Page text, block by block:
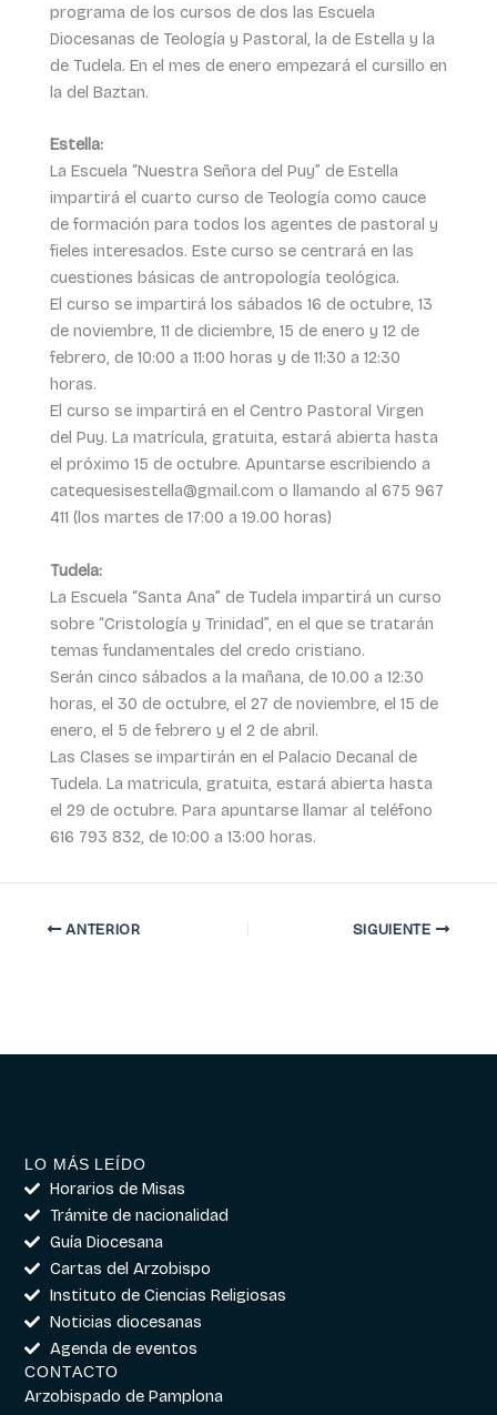
programa de los cursos de dos las Escuela
Diocesanas de Teología y Pastoral, la de Estella y la
de Tudela. En el mes de enero empezará el cursillo en
la del Baztan.
Estella:
La Escuela “Nuestra Señora del Puy” de Estella
impartirá el cuarto curso de Teología como cauce
de formación para todos los agentes de pastoral y
fieles interesados. Este curso se centrará en las
cuestiones básicas de antropología teológica.
El curso se impartirá los sábados 16 de octubre, 13
de noviembre, 11 de diciembre, 15 de enero y 12 de
febrero, de 10:00 a 11:00 horas y de 11:30 a 12:30
horas.
El curso se impartirá en el Centro Pastoral Virgen
del Puy. La matrícula, gratuita, estará abierta hasta
el próximo 15 de octubre. Apuntarse escribiendo a
catequesisestella@gmail.com o llamando al 675 967
411 (los martes de 17:00 a 19.00 horas)
Tudela:
La Escuela “Santa Ana” de Tudela impartirá un curso
sobre “Cristología y Trinidad”, en el que se tratarán
temas fundamentales del credo cristiano.
Serán cinco sábados a la mañana, de 10.00 a 12:30
horas, el 30 de octubre, el 27 de noviembre, el 15 de
enero, el 5 de febrero y el 2 de abril.
Las Clases se impartirán en el Palacio Decanal de
Tudela. La matricula, gratuita, estará abierta hasta
el 29 de octubre. Para apuntarse llamar al teléfono
616 793 832, de 10:00 a 13:00 horas.
ANTERIOR SIGUIENTE
LO MÁS LEÍDO
Horarios de Misas
Trámite de nacionalidad
Guía Diocesana
Cartas del Arzobispo
Instituto de Ciencias Religiosas
Noticias diocesanas
Agenda de eventos
CONTACTO
Arzobispado de Pamplona